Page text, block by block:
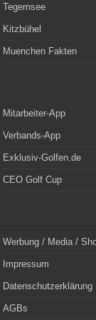
Tegernsee
Kitzbühel
Muenchen Fakten
Mitarbeiter-App
Verbands-App
Exklusiv-Golfen.de
CEO Golf Cup
Werbung / Media /
Impressum
Datenschutzerklärung
AGBs